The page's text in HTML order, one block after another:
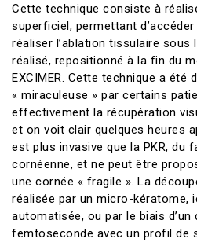
Cette technique consiste à
superficiel, permettant
réaliser l’ablation tissulaire sous
réalisé, repositionné à la fin du
EXCIMER. Cette technique a été
« miraculeuse » par certains
effectivement la récupération
et on voit clair quelques heures
est plus invasive que la PKR, du
cornéenne, et ne peut être
une cornée « fragile ». La
réalisée par un micro-kératome,
automatisée, ou par le biais d’un
femtoseconde avec un profil de